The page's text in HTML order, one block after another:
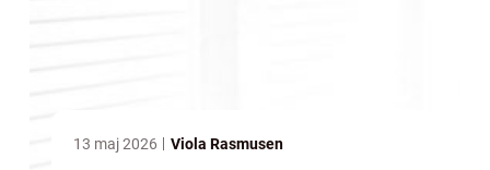
13 maj 2026 Viola Rasmusen